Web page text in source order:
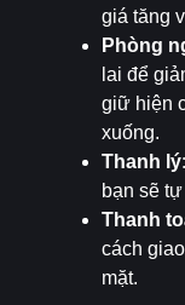
giá tăng
Phòng
lai để
giữ hiện
xuống.
Thanh lý
bạn sẽ
Thanh
cách
mặt.